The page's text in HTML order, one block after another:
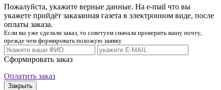
Пожалуйста, укажите верные данные. На e-mail что вы
укажете прийдёт заказанная газета в электронном виде, после
оплаты заказа.
Если вы уже сделали заказ, то советуем сначала проверить вашу почту,
прежде чем формировать похожую заявку
Сформировать заказ
Оплатить заказ
Закрыть